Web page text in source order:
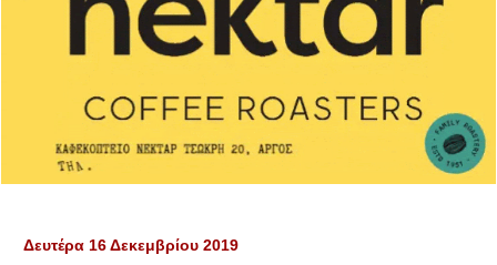
Δευτέρα 16 Δεκεμβρίου 2019